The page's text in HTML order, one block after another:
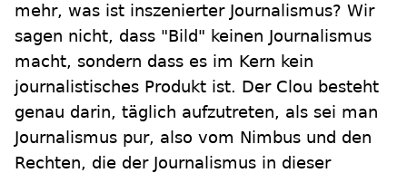
mehr, was ist inszenierter Journalismus? Wir
sagen nicht, dass "Bild" keinen Journalismus
macht, sondern dass es im Kern kein
journalistisches Produkt ist. Der Clou besteht
genau darin, täglich aufzutreten, als sei man
Journalismus pur, also vom Nimbus und den
Rechten, die der Journalismus in dieser